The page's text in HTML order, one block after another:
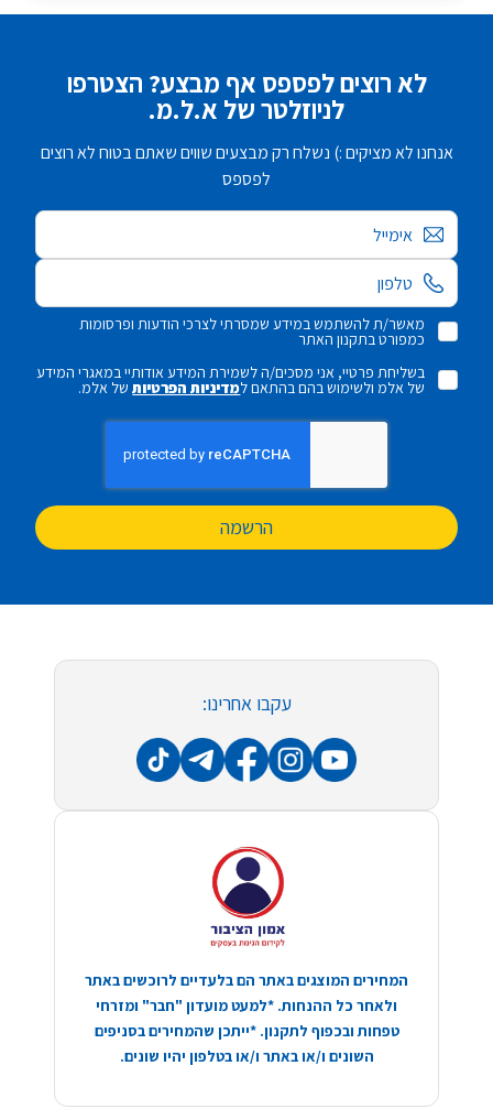
לא רוצים לפספס אף מבצע? הצטרפו
לניוזלטר של א.ל.מ.
אנחנו לא מציקים :) נשלח רק מבצעים שווים שאתם בטוח לא רוצים
לפספס
אימייל
מאשר/ת להשתמש במידע שמסרתי לצרכי הודעות ופרסומות
כמפורט בתקנון האתר
בשליחת פרטיי, אני מסכים/ה לשמירת המידע אודותיי במאגרי המידע
של אלמ ולשימוש בהם בהתאם למדיניות הפרטיותשל אלמ.
הרשמה
עקבו אחרינו:
המחירים המוצגים באתר הם בלעדיים לרוכשים באתר
ולאחר כל ההנחות. *למעט מועדון "חבר" ומזרחי
טפחות ובכפוף לתקנון. *ייתכן שהמחירים בסניפים
השונים ו/או באתר ו/או בטלפון יהיו שונים.